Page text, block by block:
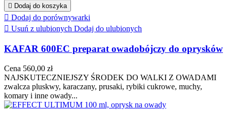
 Dodaj do koszyka
 Dodaj do porównywarki
 Usuń z ulubionych Dodaj do ulubionych
KAFAR 600EC preparat owadobójczy do oprysków
Cena 560,00 zł
NAJSKUTECZNIEJSZY ŚRODEK DO WALKI Z OWADAMI
zwalcza pluskwy, karaczany, prusaki, rybiki cukrowe, muchy,
komary i inne owady...